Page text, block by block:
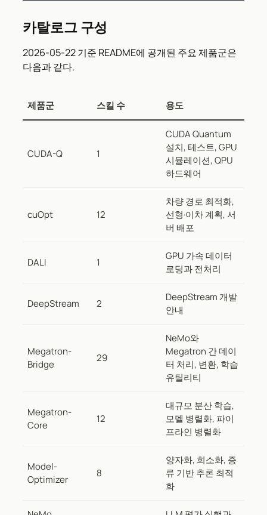
카탈로그 구성
2026-05-22 기준 README에 공개된 주요 제품군은
다음과 같다.
제품군 스킬 수 용도
CUDA-Q 1
CUDA Quantum
설치, 테스트, GPU
시뮬레이션, QPU
하드웨어
cuOpt 12
차량 경로 최적화,
선형·이차 계획, 서
버 배포
DALI 1
GPU 가속 데이터
로딩과 전처리
DeepStream 2
DeepStream 개발
안내
Megatron-
Bridge
29
NeMo와
Megatron 간 데이
터 처리, 변환, 학습
유틸리티
Megatron-
Core
12
대규모 분산 학습,
모델 병렬화, 파이
프라인 병렬화
Model-
Optimizer
8
양자화, 희소화, 증
류 기반 추론 최적
화